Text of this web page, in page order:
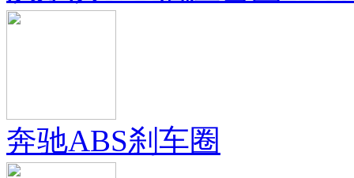
奔驰ABS刹车圈